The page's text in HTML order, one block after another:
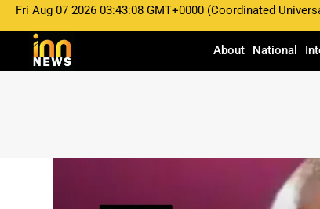
Fri Aug 07 2026 03:43:08 GMT+0000 (Coordinated
About National